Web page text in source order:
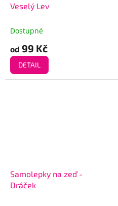
Veselý Lev
Dostupné
od 99 Kč
DETAIL
Samolepky na zeď -
Dráček